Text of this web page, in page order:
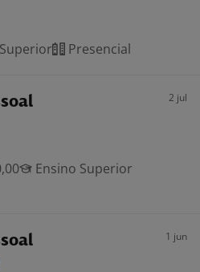
Presencial
2 jul
Ensino Superior
1 jun